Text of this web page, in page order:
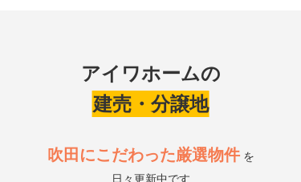
アイワホームの
建売・分譲地
吹田にこだわった厳選物件を
日々更新中です